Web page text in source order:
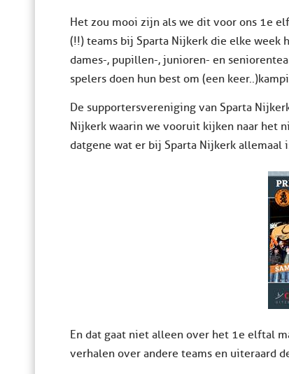
Het zou mooi zijn als we dit voor ons 1e
(!!) teams bij Sparta Nijkerk die elke week
dames-, pupillen-, junioren- en
spelers doen hun best om (een
De supportersvereniging van Sparta
Nijkerk waarin we vooruit kijken naar het
datgene wat er bij Sparta Nijkerk allemaal
En dat gaat niet alleen over het 1e elftal
verhalen over andere teams en uiteraard